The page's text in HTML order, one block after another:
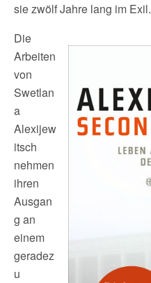
sie zwölf Jahre lang im Exil.
Die
Arbeiten
von
Swetlan
a
Alexijew
itsch
nehmen
ihren
Ausgan
g an
einem
geradez
u